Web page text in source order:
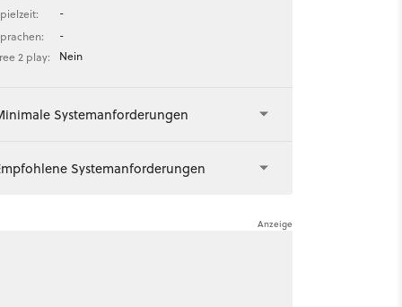
-
-
2 play:
Nein
Systemanforderungen
Systemanforderungen